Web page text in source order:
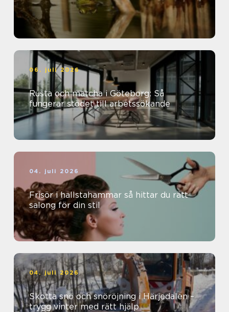
06. juli 2026
Rusta och matcha i Göteborg: Så
fungerar stödet till arbetssökande
04. juli 2026
Frisör i hallstahammar så hittar du rätt
salong för din stil
04. juli 2026
Skotta snö och snöröjning i Härjedalen –
trygg vinter med rätt hjälp